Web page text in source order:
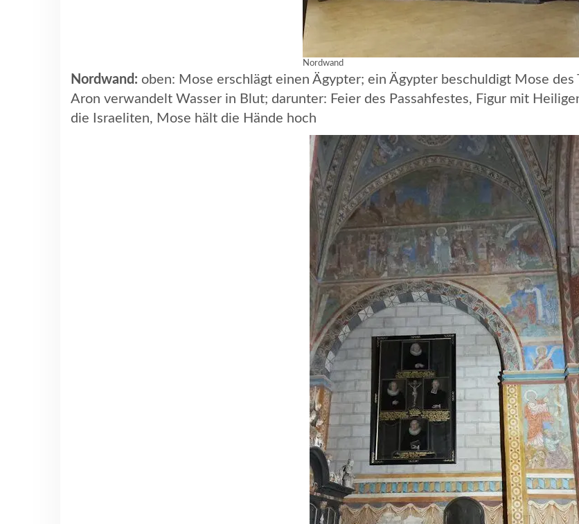
Nordwand
Nordwand: oben: Mose erschlägt einen Ägypter; ein Ägypter beschuldigt Mose des
Aron verwandelt Wasser in Blut; darunter: Feier des Passahfestes, Figur mit
die Israeliten, Mose hält die Hände hoch